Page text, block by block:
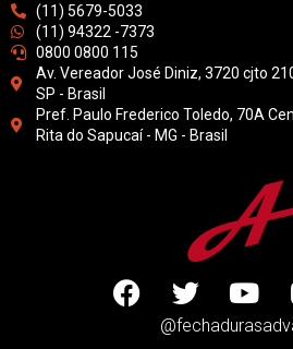
(11) 5679-5033
(11) 94322 -7373
0800 0800 115
Av. Vereador José Diniz, 3720 cjto
SP - Brasil
Pref. Paulo Frederico Toledo, 70A
Rita do Sapucaí - MG - Brasil